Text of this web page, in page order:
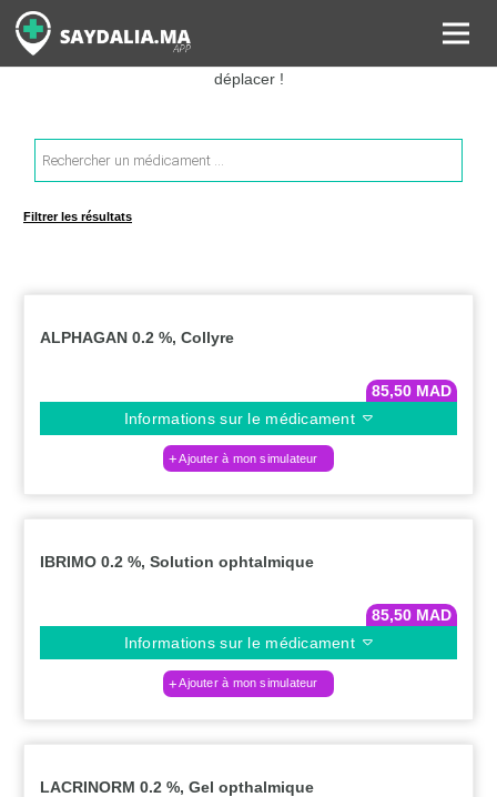
Rechercher les informations sur vos médicaments, leurs prix et
estimer ainsi le coût total de votre ordonnance, sans vous
déplacer !
Recherche
de
produits
Filtrer les résultats
ALPHAGAN 0.2 %, Collyre
85,50 MAD
Informations sur le médicament
Ajouter à mon simulateur
IBRIMO 0.2 %, Solution ophtalmique
85,50 MAD
Informations sur le médicament
Ajouter à mon simulateur
LACRINORM 0.2 %, Gel opthalmique